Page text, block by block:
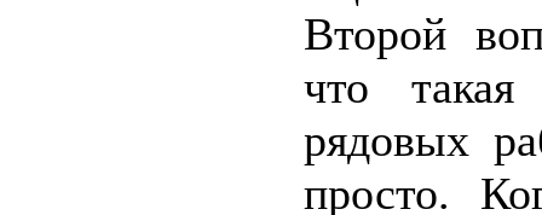
Второй
что
рядовых
просто.